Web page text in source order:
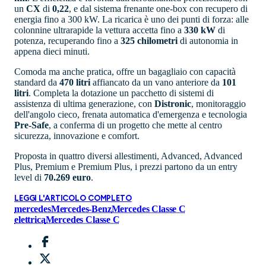
un CX di 0,22, e dal sistema frenante one-box con recupero di
energia fino a 300 kW. La ricarica è uno dei punti di forza: alle
colonnine ultrarapide la vettura accetta fino a 330 kW di
potenza, recuperando fino a 325 chilometri di autonomia in
appena dieci minuti.
Comoda ma anche pratica, offre un bagagliaio con capacità
standard da 470 litri affiancato da un vano anteriore da 101
litri. Completa la dotazione un pacchetto di sistemi di
assistenza di ultima generazione, con Distronic, monitoraggio
dell'angolo cieco, frenata automatica d'emergenza e tecnologia
Pre-Safe, a conferma di un progetto che mette al centro
sicurezza, innovazione e comfort.
Proposta in quattro diversi allestimenti, Advanced, Advanced
Plus, Premium e Premium Plus, i prezzi partono da un entry
level di 70.269 euro.
LEGGI L'ARTICOLO COMPLETO
mercedesMercedes-BenzMercedes Classe C
elettricaMercedes Classe C